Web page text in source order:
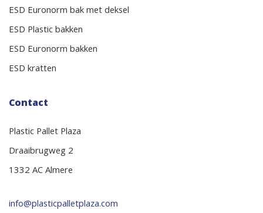
ESD Euronorm bak met deksel
ESD Plastic bakken
ESD Euronorm bakken
ESD kratten
Contact
Plastic Pallet Plaza
Draaibrugweg 2
1332 AC Almere
info@plasticpalletplaza.com